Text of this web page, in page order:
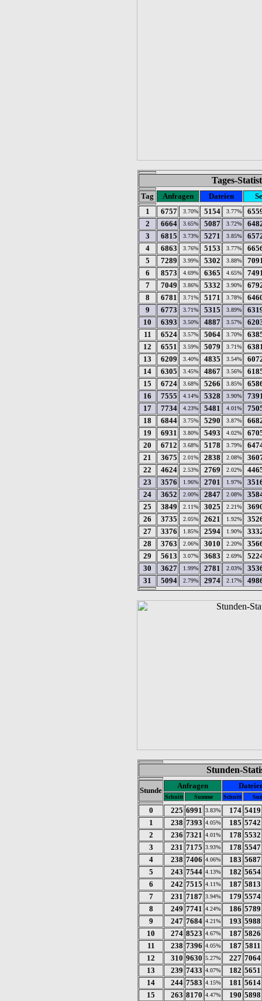
Tages-
Tag Anfragen Dateien
1
6757 3.70% 5154 3.77%
2
6664 3.65% 5087 3.72%
3
6815 3.73% 5271 3.85%
4
6863 3.76% 5153 3.77%
5
7289 3.99% 5302 3.88%
6
8573 4.69% 6365 4.65%
7
7049 3.86% 5332 3.90%
8
6781 3.71% 5171 3.78%
9
6773 3.71% 5315 3.89%
10
6393 3.50% 4887 3.57%
11
6524 3.57% 5064 3.70%
12
6551 3.59% 5079 3.71%
13
6209 3.40% 4835 3.54%
14
6305 3.45% 4867 3.56%
15
6724 3.68% 5266 3.85%
16
7555 4.14% 5328 3.90%
17
7734 4.23% 5481 4.01%
18
6844 3.75% 5290 3.87%
19
6931 3.80% 5493 4.02%
20
6712 3.68% 5178 3.79%
21
3675 2.01% 2838 2.08%
22
4624 2.53% 2769 2.02%
23
3576 1.96% 2701 1.97%
24
3652 2.00% 2847 2.08%
25
3849 2.11% 3025 2.21%
26
3735 2.05% 2621 1.92%
27
3376 1.85% 2594 1.90%
28
3763 2.06% 3010 2.20%
29
5613 3.07% 3683 2.69%
30
3627 1.99% 2781 2.03%
31
5094 2.79% 2974 2.17%
Stunden-
Stunde
Anfragen
Schnitt Summe Schnitt
0 225 6991 3.83% 174 5419
1
238 7393 4.05% 185 5742
2
236 7321 4.01% 178 5532
3
231 7175 3.93% 178 5547
4
238 7406 4.06% 183 5687
5
243 7544 4.13% 182 5654
6
242 7515 4.11% 187 5813
7
231 7187 3.94% 179 5574
8
249 7741 4.24% 186 5789
9
247 7684 4.21% 193 5988
10
274 8523 4.67% 187 5826
11
238 7396 4.05% 187 5811
12
310 9630 5.27% 227 7064
13
239 7433 4.07% 182 5651
14
244 7583 4.15% 181 5614
15
263 8170 4.47% 190 5898